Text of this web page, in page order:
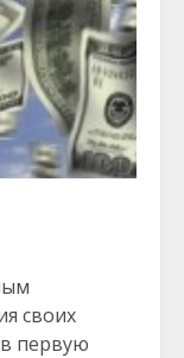
своих
первую